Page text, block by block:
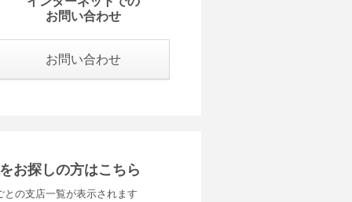
お問い合わせ
お問い合わせ
お探しの方はこちら
との支店一覧が表示されます